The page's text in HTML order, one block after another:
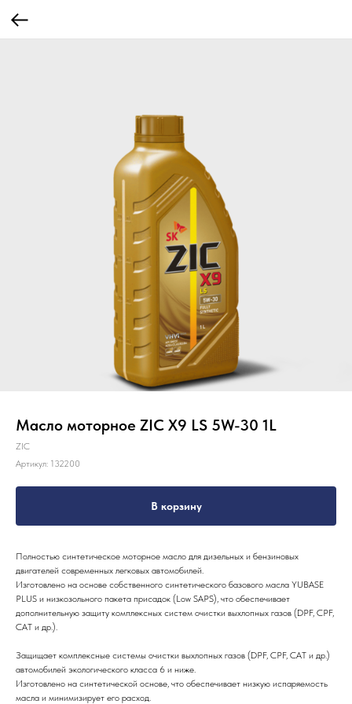
Масло моторное ZIC X9 LS 5W-30 1L
ZIC
Артикул: 132200
В корзину
Полностью синтетическое моторное масло для дизельных и бензиновых
двигателей современных легковых автомобилей.
Изготовлено на основе собственного синтетического базового масла YUBASE
PLUS и низкозольного пакета присадок (Low SAPS), что обеспечивает
дополнительную защиту комплексных систем очистки выхлопных газов (DPF, CPF,
CAT и др.).
Защищает комплексные системы очистки выхлопных газов (DPF, CPF, CAT и др.)
автомобилей экологического класса 6 и ниже.
Изготовлено на синтетической основе, что обеспечивает низкую испаряемость
масла и минимизирует его расход.